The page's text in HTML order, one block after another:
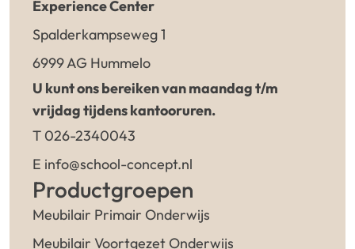
Experience Center
Spalderkampseweg 1
6999 AG Hummelo
U kunt ons bereiken van maandag t/m
vrijdag tijdens kantooruren.
T 026-2340043
E info@school-concept.nl
Productgroepen
Meubilair Primair Onderwijs
Meubilair Voortgezet Onderwijs